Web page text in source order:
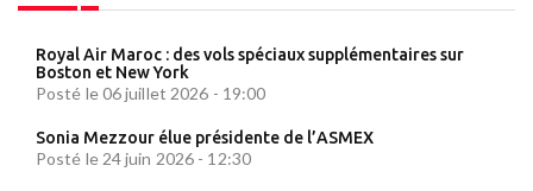
Royal Air Maroc : des vols spéciaux supplémentaires sur
Boston et New York
Posté le 06 juillet 2026 - 19:00
Sonia Mezzour élue présidente de l’ASMEX
Posté le 24 juin 2026 - 12:30